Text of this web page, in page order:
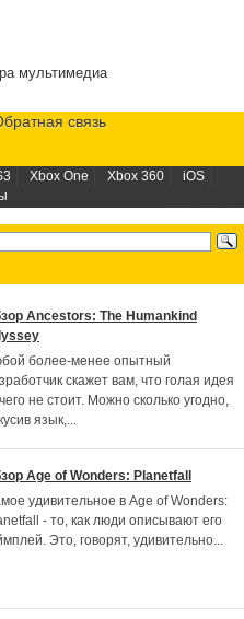
мультимедиа
связь
Xbox One Xbox 360
iOS
Ancestors: The Humankind
более-менее опытный
скажет вам, что голая идея
не стоит. Можно сколько угодно,
язык,...
Age of Wonders: Planetfall
удивительное в Age of Wonders:
- то, как люди описывают его
Это, говорят, удивительно...